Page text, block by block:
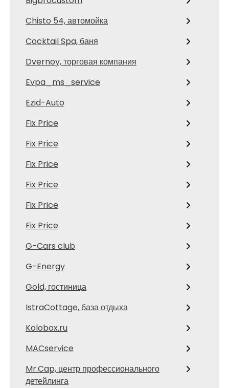
Chisto 54, автомойка
Cocktail Spa, баня
Dvernoy, торговая компания
Evpa_ms_service
Ezid-Auto
Fix Price
Fix Price
Fix Price
Fix Price
Fix Price
Fix Price
G-Cars club
G-Energy
Gold, гостиница
IstraCottage, база отдыха
Kolobox.ru
MACservice
Mr.Cap, центр профессионального
детейлинга